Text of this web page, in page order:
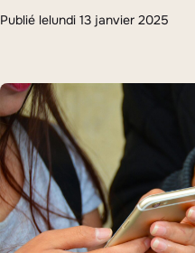
Publié lelundi 13 janvier 2025